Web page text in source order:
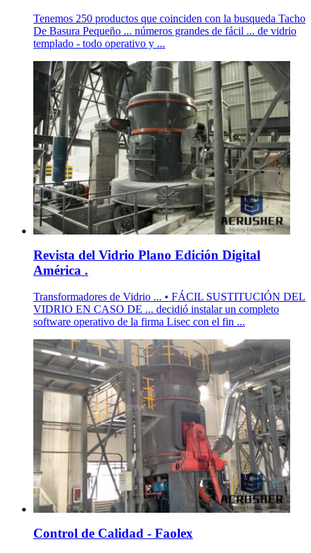
Tenemos 250 productos que coinciden con la busqueda Tacho
De Basura Pequeño ... números grandes de fácil ... de vidrio
templado - todo operativo y ...
Revista del Vidrio Plano Edición Digital
América .
Transformadores de Vidrio ... • FÁCIL SUSTITUCIÓN DEL
VIDRIO EN CASO DE ... decidió instalar un completo
software operativo de la firma Lisec con el fin ...
Control de Calidad - Faolex